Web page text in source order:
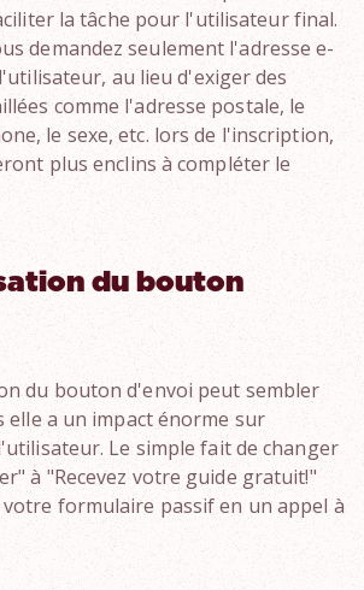
la tâche pour l'utilisateur final.
demandez seulement l'adresse e-
au lieu d'exiger des
comme l'adresse postale, le
le sexe, etc. lors de l'inscription,
plus enclins à compléter le
du bouton
du bouton d'envoi peut sembler
elle a un impact énorme sur
Le simple fait de changer
à "Recevez votre guide gratuit!"
formulaire passif en un appel à